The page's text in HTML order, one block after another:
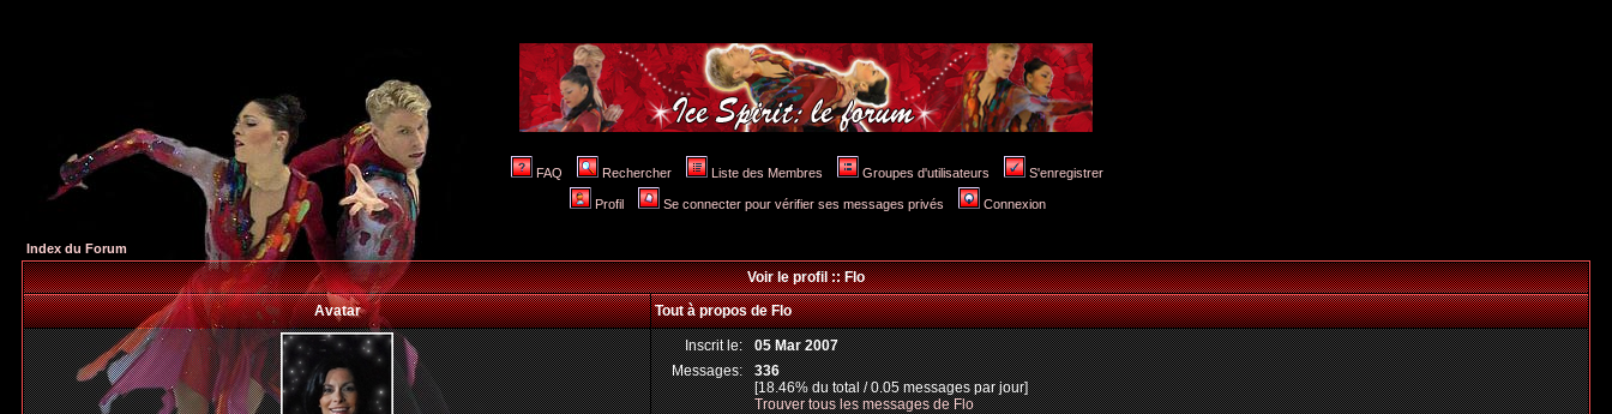
FAQ Rechercher Liste des Membres Groupes d'utilisateurs S'enregistrer
Profil Se connecter pour vérifier ses messages privés Connexion
Index du Forum
Voir le profil :: Flo
Avatar
Tout à propos de Flo
Inscrit le: 05 Mar 2007
Messages: 336
[18.46% du total / 0.05 messages par jour]
Trouver tous les messages de Flo